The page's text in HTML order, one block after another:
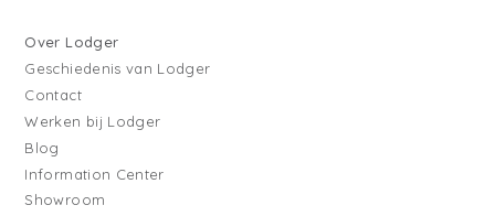
Over Lodger
Geschiedenis van Lodger
Contact
Werken bij Lodger
Blog
Information Center
Showroom